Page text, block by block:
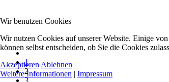
1
2
3
Wir benutzen Cookies
Wir nutzen Cookies auf unserer Website. Einige
können selbst entscheiden, ob Sie die Cookies
Akzeptieren Ablehnen
Weitere Informationen | Impressum